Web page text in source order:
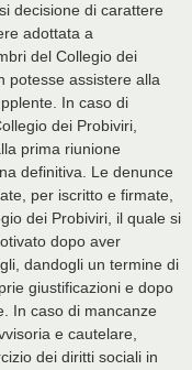
decisione di carattere
adottata a
del Collegio dei
potesse assistere alla
In caso di
dei Probiviri,
prima riunione
definitiva. Le denunce
per iscritto e firmate,
dei Probiviri, il quale si
dopo aver
dandogli un termine di
giustificazioni e dopo
In caso di mancanze
e cautelare,
dei diritti sociali in